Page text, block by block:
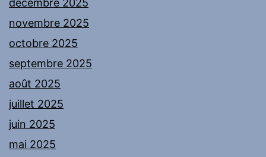
décembre 2025
novembre 2025
octobre 2025
septembre 2025
août 2025
juillet 2025
juin 2025
mai 2025